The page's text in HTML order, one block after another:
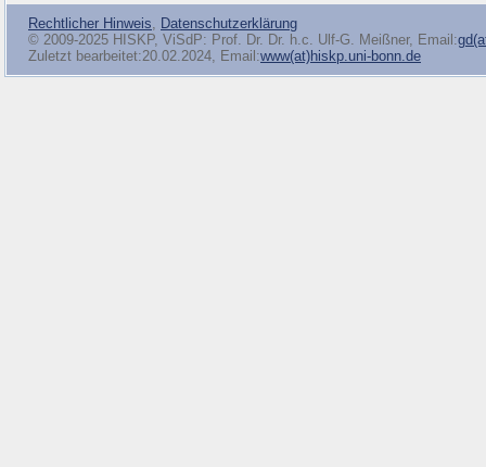
Rechtlicher Hinweis, Datenschutzerklärung
© 2009-2025 HISKP, ViSdP: Prof. Dr. Dr. h.c. Ulf-G. Meißner, Email:
Zuletzt bearbeitet:20.02.2024, Email:www(at)hiskp.uni-bonn.de